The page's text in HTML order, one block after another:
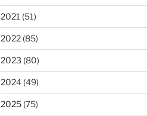
2021 (51)
2022(85)
2023 (80)
2024(49)
2025(75)